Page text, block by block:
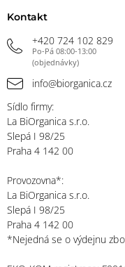
Kontakt
+420 724 102 829
Po-Pá 08:00-13:00
(objednávky)
info@biorganica.cz
Sídlo firmy:
La BiOrganica s.r.o.
Slepá I 98/25
Praha 4 142 00
Provozovna*:
La BiOrganica s.r.o.
Slepá I 98/25
Praha 4 142 00
*Nejedná se o výdejnu